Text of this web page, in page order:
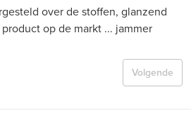
over de stoffen, glanzend
op de markt ... jammer
Volgende